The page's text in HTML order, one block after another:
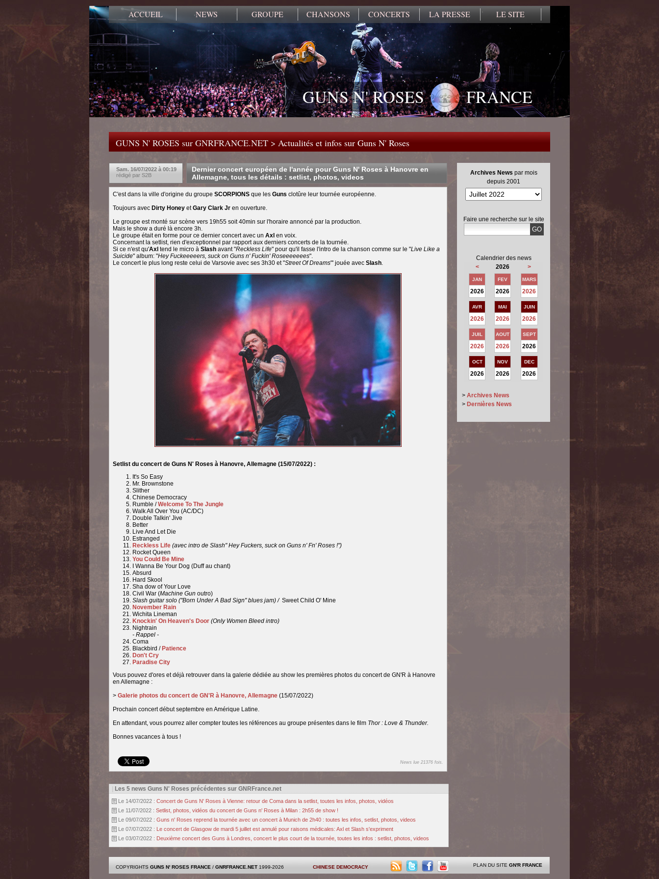
ACCUEIL NEWS GROUPE CHANSONS CONCERTS LA PRESSE LE SITE
GUNS N' ROSES FRANCE
GUNS N' ROSES sur GNRFRANCE.NET> Actualités et infos sur Guns N' Roses
Sam. 16/07/2022 à 00:19
rédigé par S2B
Dernier concert européen de l'année pour Guns N' Roses à Hanovre en
Allemagne, tous les détails : setlist, photos, videos
C'est dans la ville d'origine du groupe SCORPIONS que les Guns clotûre leur tournée européenne.
Toujours avec Dirty Honey etGary Clark Jr en ouverture.
Le groupe est monté sur scène vers 19h55 soit 40min sur l'horaire annoncé par la production.
Mais le show a duré là encore 3h.
Le groupe était en forme pour ce dernier concert avec un Axl en voix.
Concernant la setlist, rien d'exceptionnel par rapport aux derniers concerts de la tournée.
Si ce n'est qu'Axl tend le micro à Slash avant "Reckless Life" pour qu'il fasse l'intro de la chanson comme sur le "Live Like a
Suicide" album: "Hey Fuckeeeeers, suck on Guns n' Fuckin' Roseeeeeees".
Le concert le plus long reste celui de Varsovie avec ses 3h30 et "Street Of Dreams"' jouée avec Slash.
Setlist du concert de Guns N' Roses à Hanovre, Allemagne (15/07/2022) :
It's So Easy
Mr. Brownstone
Slither
Chinese Democracy
Rumble /Welcome To The Jungle
Walk All Over You (AC/DC)
Double Talkin' Jive
Better
Live And Let Die
Estranged
Reckless Life (avec intro de Slash" Hey Fuckers, suck on Guns n' Fn' Roses !")
Rocket Queen
You Could Be Mine
I Wanna Be Your Dog (Duff au chant)
Absurd
Hard Skool
Sha dow of Your Love
Civil War (Machine Gun outro)
Slash guitar solo ("Born Under A Bad Sign" blues jam) / Sweet Child O' Mine
November Rain
Wichita Lineman
Knockin' On Heaven's Door (Only Women Bleed intro)
Nightrain
- Rappel -
Coma
Blackbird / Patience
Don't Cry
Paradise City
Vous pouvez d'ores et déjà retrouver dans la galerie dédiée au show les premières photos du concert de GN'R à Hanovre
en Allemagne :
> Galerie photos du concert de GN'R à Hanovre, Allemagne (15/07/2022)
Prochain concert début septembre en Amérique Latine.
En attendant, vous pourrez aller compter toutes les références au groupe présentes dans le film Thor : Love & Thunder.
Bonnes vacances à tous !
News lue 21376 fois.
Les 5 news Guns N' Roses précédentes sur GNRFrance.net
Le 14/07/2022 : Concert de Guns N' Roses à Vienne: retour de Coma dans la setlist, toutes les infos, photos, vidéos
Le 11/07/2022 : Setlist, photos, vidéos du concert de Guns n' Roses à Milan : 2h55 de show !
Le 09/07/2022 : Guns n' Roses reprend la tournée avec un concert à Munich de 2h40 : toutes les infos, setlist, photos, videos
Le 07/07/2022 : Le concert de Glasgow de mardi 5 juillet est annulé pour raisons médicales: Axl et Slash s'expriment
Le 03/07/2022 : Deuxième concert des Guns à Londres, concert le plus court de la tournée, toutes les infos : setlist, photos, videos
Archives News par mois
depuis 2001
Faire une recherche sur le site
Calendrier des news
<
2026 >
JAN
2026
FEV
2026
MARS
2026
AVR
2026
MAI
2026
JUIN
2026
JUIL
2026
AOUT
2026
SEPT
2026
OCT
2026
NOV
2026
DEC
2026
> Archives News
> Dernières News
COPYRIGHTS GUNS N' ROSES FRANCE / GNRFRANCE.NET 1999-2026 CHINESE DEMOCRACY PLAN DU SITE GN'R FRANCE